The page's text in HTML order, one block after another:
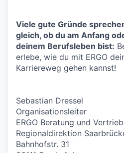
Viele gute Gründe
gleich, ob du am Anfang
deinem Berufsleben bist:
erlebe, wie du mit ERGO
Karriereweg gehen kannst!
Sebastian Dressel
Organisationsleiter
ERGO Beratung und
Regionaldirektion
Bahnhofstr. 31